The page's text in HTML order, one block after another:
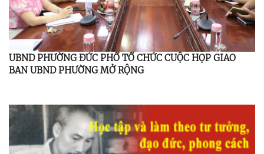
UBND PHƯỜNG ĐỨC PHỔ TỔ CHỨC CUỘC HỌP GIAO
BAN UBND PHƯỜNG MỞ RỘNG